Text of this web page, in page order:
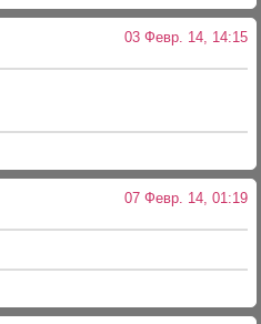
03 Февр. 14, 14:15
07 Февр. 14, 01:19